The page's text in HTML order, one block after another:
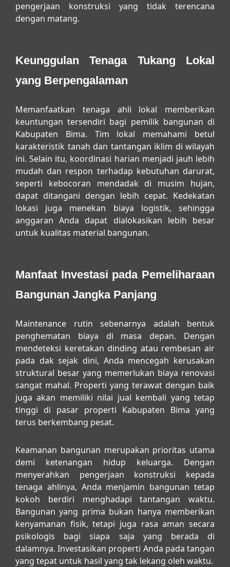
pengerjaan konstruksi yang tidak terencana
dengan matang.
Keunggulan Tenaga Tukang Lokal
yang Berpengalaman
Memanfaatkan tenaga ahli lokal memberikan
keuntungan tersendiri bagi pemilik bangunan di
Kabupaten Bima. Tim lokal memahami betul
karakteristik tanah dan tantangan iklim di wilayah
ini. Selain itu, koordinasi harian menjadi jauh lebih
mudah dan respon terhadap kebutuhan darurat,
seperti kebocoran mendadak di musim hujan,
dapat ditangani dengan lebih cepat. Kedekatan
lokasi juga menekan biaya logistik, sehingga
anggaran Anda dapat dialokasikan lebih besar
untuk kualitas material bangunan.
Manfaat Investasi pada Pemeliharaan
Bangunan Jangka Panjang
Maintenance rutin sebenarnya adalah bentuk
penghematan biaya di masa depan. Dengan
mendeteksi keretakan dinding atau rembesan air
pada dak sejak dini, Anda mencegah kerusakan
struktural besar yang memerlukan biaya renovasi
sangat mahal. Properti yang terawat dengan baik
juga akan memiliki nilai jual kembali yang tetap
tinggi di pasar properti Kabupaten Bima yang
terus berkembang pesat.
Keamanan bangunan merupakan prioritas utama
demi ketenangan hidup keluarga. Dengan
menyerahkan pengerjaan konstruksi kepada
tenaga ahlinya, Anda menjamin bangunan tetap
kokoh berdiri menghadapi tantangan waktu.
Bangunan yang prima bukan hanya memberikan
kenyamanan fisik, tetapi juga rasa aman secara
psikologis bagi siapa saja yang berada di
dalamnya. Investasikan properti Anda pada tangan
yang tepat untuk hasil yang tak lekang oleh waktu.